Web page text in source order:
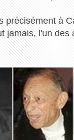
précisément à
jamais, l'un des